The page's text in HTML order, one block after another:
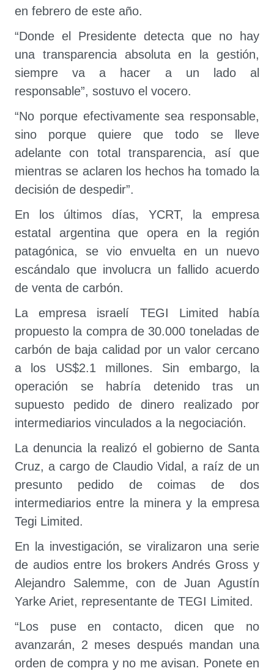
en febrero de este año.
“Donde el Presidente detecta que no hay
una transparencia absoluta en la gestión,
siempre va a hacer a un lado al
responsable”, sostuvo el vocero.
“No porque efectivamente sea responsable,
sino porque quiere que todo se lleve
adelante con total transparencia, así que
mientras se aclaren los hechos ha tomado la
decisión de despedir”.
En los últimos días, YCRT, la empresa
estatal argentina que opera en la región
patagónica, se vio envuelta en un nuevo
escándalo que involucra un fallido acuerdo
de venta de carbón.
La empresa israelí TEGI Limited había
propuesto la compra de 30.000 toneladas de
carbón de baja calidad por un valor cercano
a los US$2.1 millones. Sin embargo, la
operación se habría detenido tras un
supuesto pedido de dinero realizado por
intermediarios vinculados a la negociación.
La denuncia la realizó el gobierno de Santa
Cruz, a cargo de Claudio Vidal, a raíz de un
presunto pedido de coimas de dos
intermediarios entre la minera y la empresa
Tegi Limited.
En la investigación, se viralizaron una serie
de audios entre los brokers Andrés Gross y
Alejandro Salemme, con de Juan Agustín
Yarke Ariet, representante de TEGI Limited.
“Los puse en contacto, dicen que no
avanzarán, 2 meses después mandan una
orden de compra y no me avisan. Ponete en